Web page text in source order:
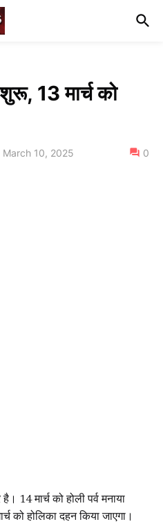
शुरू, 13 मार्च को
March 10, 2025 0
14 मार्च को होली पर्व मनाया
को होलिका दहन किया जाएगा।